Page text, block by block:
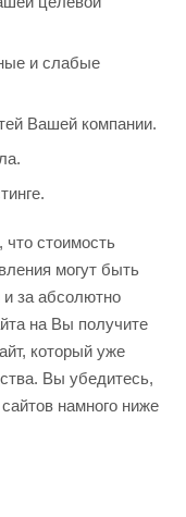
и слабые
Вашей компании.
стоимость
могут быть
за абсолютно
на Вы получите
который уже
Вы убедитесь,
намного ниже